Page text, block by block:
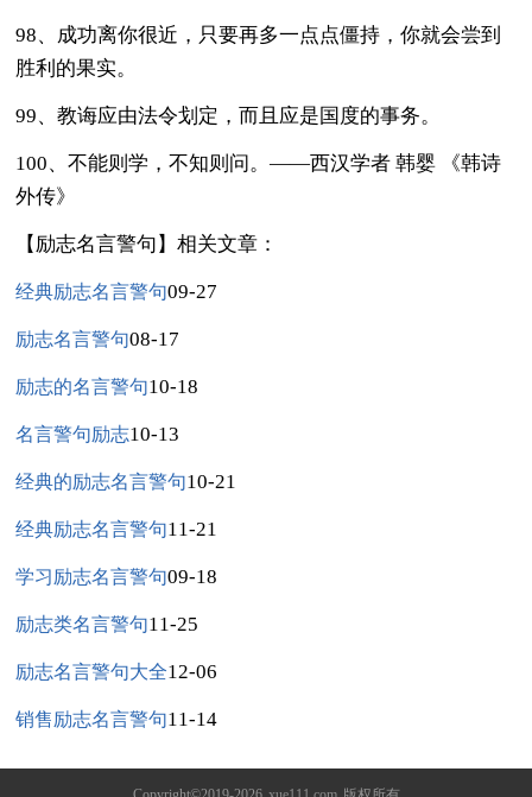
98、成功离你很近，只要再多一点点僵持，你就会尝到
胜利的果实。
99、教诲应由法令划定，而且应是国度的事务。
100、不能则学，不知则问。——西汉学者 韩婴 《韩诗
外传》
【励志名言警句】相关文章：
经典励志名言警句09-27
励志名言警句08-17
励志的名言警句10-18
名言警句励志10-13
经典的励志名言警句10-21
经典励志名言警句11-21
学习励志名言警句09-18
励志类名言警句11-25
励志名言警句大全12-06
销售励志名言警句11-14